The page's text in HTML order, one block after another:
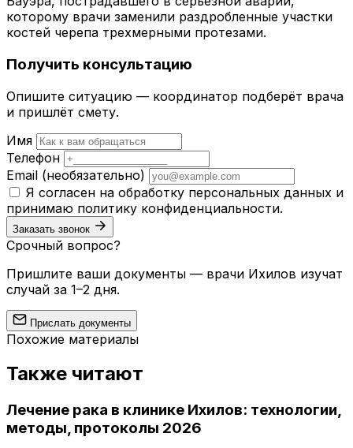
которому врачи заменили раздробленные участки
костей черепа трехмерными протезами.
Получить консультацию
Опишите ситуацию — координатор подберёт врача
и пришлёт смету.
Имя
Телефон
Email (необязательно)
Я согласен на обработку персональных данных и
принимаю политику конфиденциальности.
Заказать звонок
Срочный вопрос?
Пришлите ваши документы — врачи Ихилов изучат
случай за 1–2 дня.
Прислать документы
Похожие материалы
Также читают
Лечение рака в клинике Ихилов: технологии,
методы, протоколы 2026